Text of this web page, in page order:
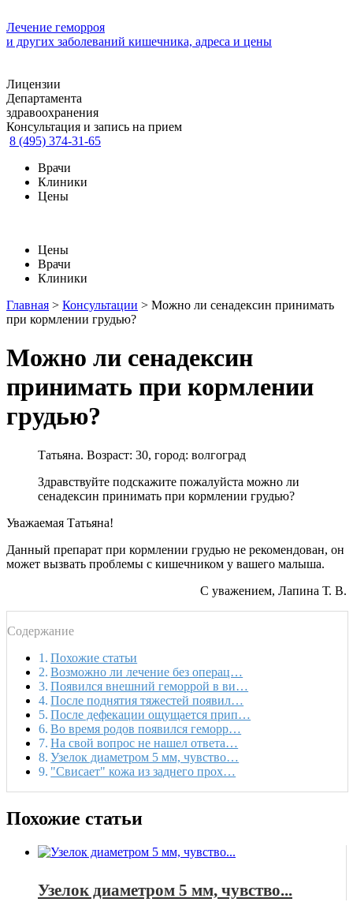
Лечение геморроя
и других заболеваний кишечника, адреса и цены
Лицензии
Департамента
здравоохранения
Консультация и запись на прием
8 (495) 374-31-65
Врачи
Клиники
Цены
Цены
Врачи
Клиники
Главная > Консультации > Можно ли сенадексин принимать
при кормлении грудью?
Можно ли сенадексин
принимать при кормлении
грудью?
Татьяна. Возраст: 30, город: волгоград
Здравствуйте подскажите пожалуйста можно ли
сенадексин принимать при кормлении грудью?
Уважаемая Татьяна!
Данный препарат при кормлении грудью не рекомендован, он
может вызвать проблемы с кишечником у вашего малыша.
С уважением, Лапина Т. В.
Содержание
Похожие статьи
Возможно ли лечение без операц…
Появился внешний геморрой в ви…
После поднятия тяжестей появил…
После дефекации ощущается прип…
Во время родов появился геморр…
На свой вопрос не нашел ответа…
Узелок диаметром 5 мм, чувство…
"Свисает" кожа из заднего прох…
Похожие статьи
Узелок диаметром 5 мм, чувство...